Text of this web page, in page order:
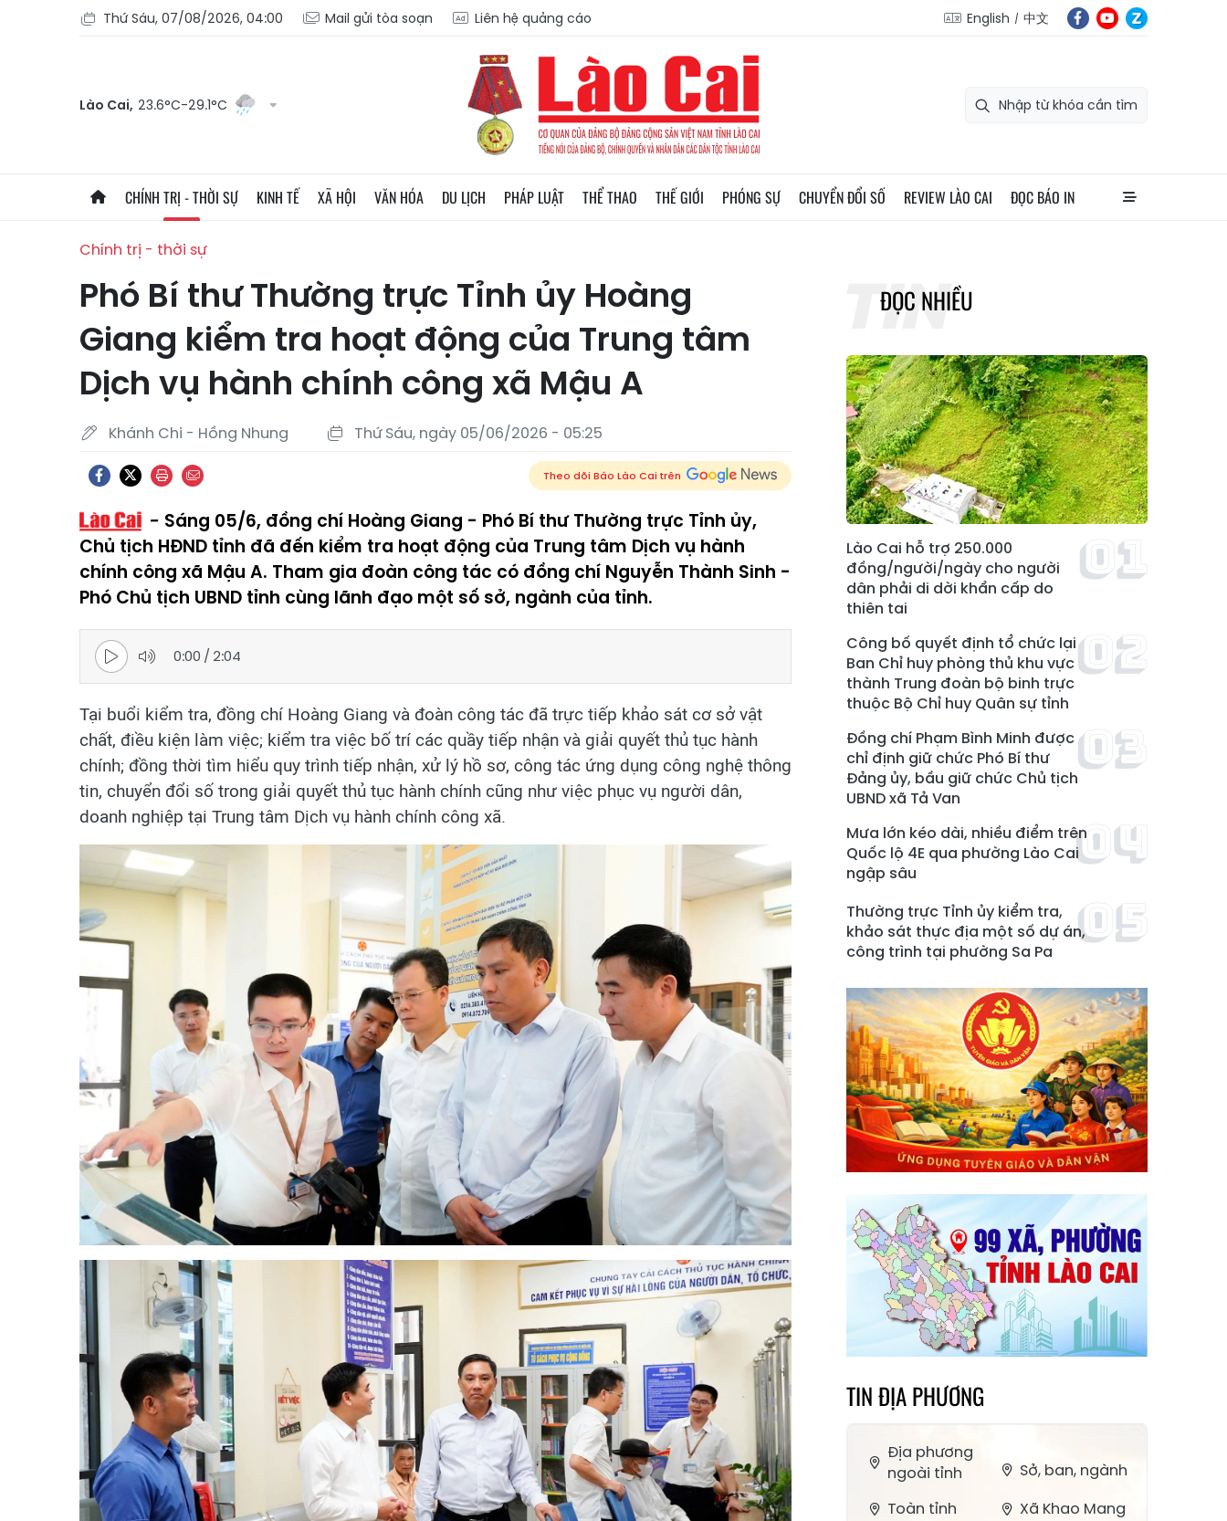
Thứ Sáu, 07/08/2026, 04:00 Mail gửi tòa soạn Liên hệ quảng cáo English 中文
Lào Cai, 23.6°C-29.1°C
CHÍNH TRỊ - THỜI SỰ KINH TẾ XÃ HỘI VĂN HÓA DU LỊCH PHÁP LUẬT THỂ THAO THẾ GIỚI PHÓNG SỰ CHUYỂN ĐỔI SỐ REVIEW LÀO CAI ĐỌC BÁO IN
Chính trị - thời sự
Phó Bí thư Thường trực Tỉnh ủy Hoàng
Giang kiểm tra hoạt động của Trung tâm
Dịch vụ hành chính công xã Mậu A
Khánh Chi - Hồng Nhung Thứ Sáu, ngày 05/06/2026 - 05:25
Theo dõi Báo Lào Cai trên
Sáng 05/6, đồng chí Hoàng Giang - Phó Bí thư Thường trực Tỉnh ủy,
Chủ tịch HĐND tỉnh đã đến kiểm tra hoạt động của Trung tâm Dịch vụ hành
chính công xã Mậu A. Tham gia đoàn công tác có đồng chí Nguyễn Thành Sinh -
Phó Chủ tịch UBND tỉnh cùng lãnh đạo một số sở, ngành của tỉnh.
0:00 / 2:04
Tại buổi kiểm tra, đồng chí Hoàng Giang và đoàn công tác đã trực tiếp khảo sát cơ sở vật
chất, điều kiện làm việc; kiểm tra việc bố trí các quầy tiếp nhận và giải quyết thủ tục hành
chính; đồng thời tìm hiểu quy trình tiếp nhận, xử lý hồ sơ, công tác ứng dụng công nghệ thông
tin, chuyển đổi số trong giải quyết thủ tục hành chính cũng như việc phục vụ người dân,
doanh nghiệp tại Trung tâm Dịch vụ hành chính công xã.
ĐỌC NHIỀU
Lào Cai hỗ trợ 250.000
đồng/người/ngày cho người
dân phải di dời khẩn cấp do
thiên tai
Công bố quyết định tổ chức lại
Ban Chỉ huy phòng thủ khu vực
thành Trung đoàn bộ binh trực
thuộc Bộ Chỉ huy Quân sự tỉnh
Đồng chí Phạm Bình Minh được
chỉ định giữ chức Phó Bí thư
Đảng ủy, bầu giữ chức Chủ tịch
UBND xã Tả Van
Mưa lớn kéo dài, nhiều điểm trên
Quốc lộ 4E qua phường Lào Cai
ngập sâu
Thường trực Tỉnh ủy kiểm tra,
khảo sát thực địa một số dự án,
công trình tại phường Sa Pa
TIN ĐỊA PHƯƠNG
Địa phương
ngoài tỉnh
Sở, ban, ngành
Toàn tỉnh
Xã Khao Mang